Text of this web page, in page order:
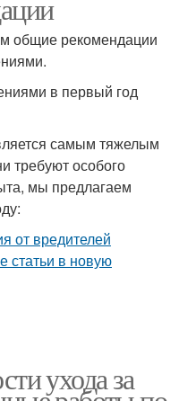
общие рекомендации
в первый год
самым тяжелым
требуют особого
мы предлагаем
ухода за